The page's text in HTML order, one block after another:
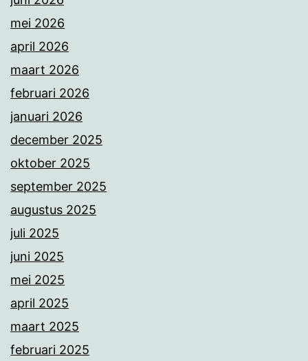
mei 2026
april 2026
maart 2026
februari 2026
januari 2026
december 2025
oktober 2025
september 2025
augustus 2025
juli 2025
juni 2025
mei 2025
april 2025
maart 2025
februari 2025